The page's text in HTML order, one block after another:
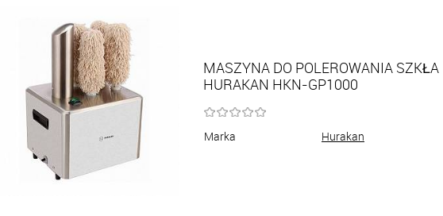
MASZYNA DO POLEROWANIA SZKŁA
HURAKAN HKN-GP1000
Marka Hurakan